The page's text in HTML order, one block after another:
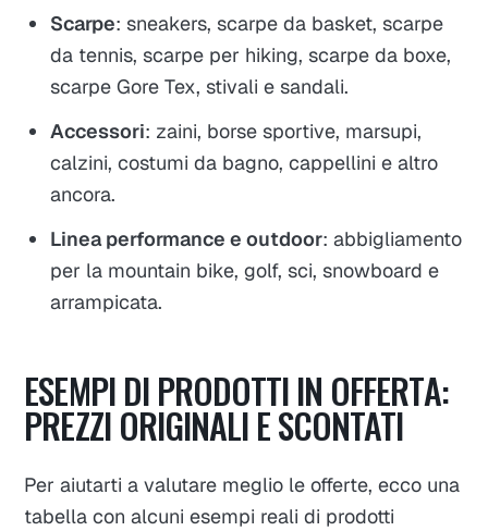
Scarpe: sneakers, scarpe da basket, scarpe
da tennis, scarpe per hiking, scarpe da boxe,
scarpe Gore Tex, stivali e sandali.
Accessori: zaini, borse sportive, marsupi,
calzini, costumi da bagno, cappellini e altro
ancora.
Linea performance e outdoor: abbigliamento
per la mountain bike, golf, sci, snowboard e
arrampicata.
ESEMPI DI PRODOTTI IN OFFERTA:
PREZZI ORIGINALI E SCONTATI
Per aiutarti a valutare meglio le offerte, ecco una
tabella con alcuni esempi reali di prodotti